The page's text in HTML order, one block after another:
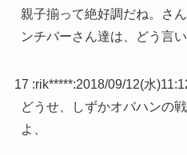
親子揃って絶好調だね。さ
ンチバーさん達は、どう言
17 :rik*****:2018/09/12(水
どうせ、しずかオバハンの
よ、